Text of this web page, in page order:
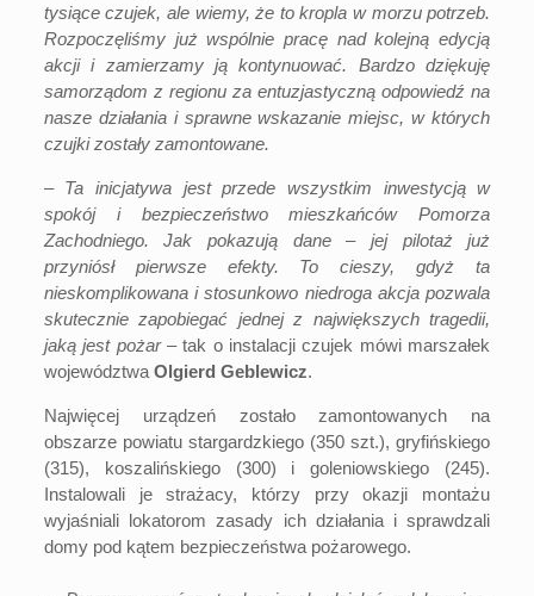
tysiące czujek, ale wiemy, że to kropla w morzu potrzeb.
Rozpoczęliśmy już wspólnie pracę nad kolejną edycją
akcji i zamierzamy ją kontynuować. Bardzo dziękuję
samorządom z regionu za entuzjastyczną odpowiedź na
nasze działania i sprawne wskazanie miejsc, w których
czujki zostały zamontowane.
– Ta inicjatywa jest przede wszystkim inwestycją w
spokój i bezpieczeństwo mieszkańców Pomorza
Zachodniego. Jak pokazują dane – jej pilotaż już
przyniósł pierwsze efekty. To cieszy, gdyż ta
nieskomplikowana i stosunkowo niedroga akcja pozwala
skutecznie zapobiegać jednej z największych tragedii,
jaką jest pożar– tak o instalacji czujek mówi marszałek
województwa Olgierd Geblewicz.
Najwięcej urządzeń zostało zamontowanych na
obszarze powiatu stargardzkiego (350 szt.), gryfińskiego
(315), koszalińskiego (300) i goleniowskiego (245).
Instalowali je strażacy, którzy przy okazji montażu
wyjaśniali lokatorom zasady ich działania i sprawdzali
domy pod kątem bezpieczeństwa pożarowego.